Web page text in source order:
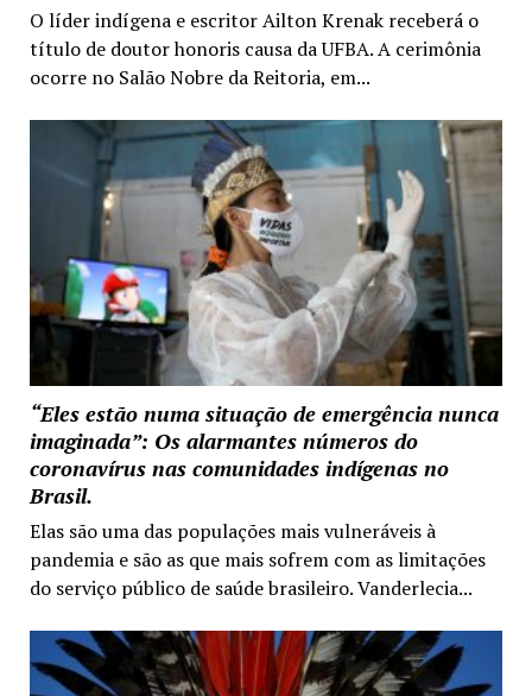
O líder indígena e escritor Ailton Krenak receberá o
título de doutor honoris causa da UFBA. A cerimônia
ocorre no Salão Nobre da Reitoria, em...
“Eles estão numa situação de emergência nunca
imaginada”: Os alarmantes números do
coronavírus nas comunidades indígenas no
Brasil.
Elas são uma das populações mais vulneráveis à
pandemia e são as que mais sofrem com as limitações
do serviço público de saúde brasileiro. Vanderlecia...